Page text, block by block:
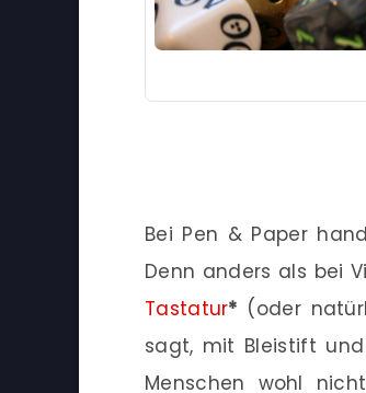
Bei Pen & Paper
Denn anders als bei
Tastatur* (oder
sagt, mit Bleistift
Menschen wohl